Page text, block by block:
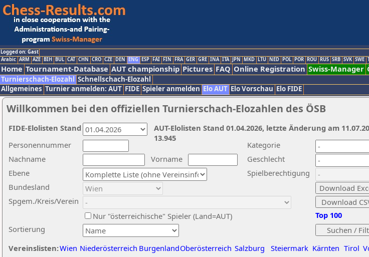
Logged on: Gast
Arabic ARM AZE BIH BUL CAT CHN CRO CZE DEN ENG ESP FAI FIN FRA GER GRE INA ITA JPN MKD LTU NED POL POR ROU RUS SRB SVK SWE
Home Tournament-Database AUT championship Pictures FAQ Online Registration Swiss-Manager
Turnierschach-Elozahl Schnellschach-Elozahl
Allgemeines Turnier anmelden: AUT FIDE Spieler anmelden Elo AUT Elo Vorschau Elo FIDE
Willkommen bei den offiziellen Turnierschach-Elozahlen des ÖSB
Nachname
Vorname
Ebene
Kategorie
Sortierung
Personennummer
Bundesland
Spgem./Kreis/Verein
Geschlecht
Nur "österreichische" Spieler (Land=AUT)
Spielberechtigung
Vereinslisten:Wien Niederösterreich BurgenlandOberösterreich Salzburg Steiermark Kärnten Tirol
Top 100
AUT-Elolisten Stand 01.04.2026, letzte Änderung am
13.945
FIDE-Elolisten Stand